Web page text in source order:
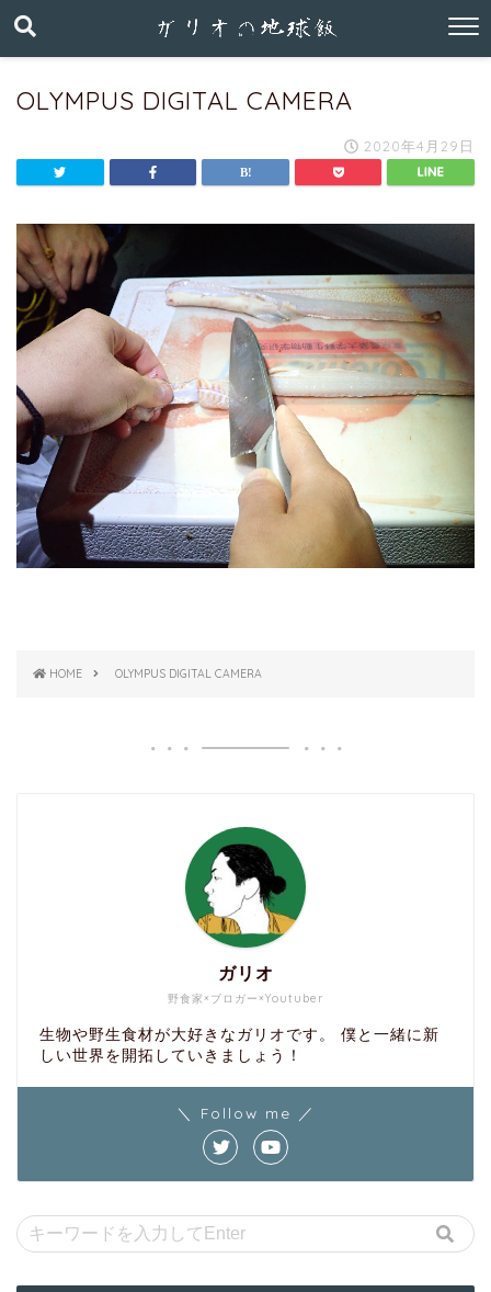
OLYMPUS DIGITAL CAMERA
2020年4月29日
HOME OLYMPUS DIGITAL CAMERA
野食家×ブロガー×Youtuber
ガリオ
生物や野生食材が大好きなガリオです。 僕と一緒に新
しい世界を開拓していきましょう！
＼ Follow me ／